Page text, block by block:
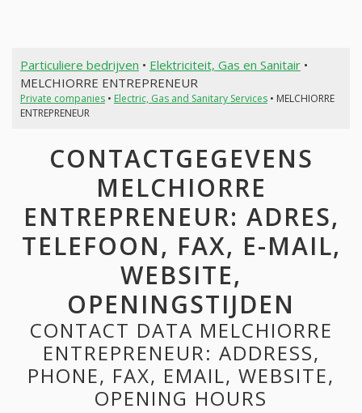
Particuliere bedrijven • Elektriciteit, Gas en Sanitair•
MELCHIORRE ENTREPRENEUR
Private companies• Electric, Gas and Sanitary Services• MELCHIORRE
ENTREPRENEUR
CONTACTGEGEVENS
MELCHIORRE
ENTREPRENEUR: ADRES,
TELEFOON, FAX, E-MAIL,
WEBSITE,
OPENINGSTIJDEN
CONTACT DATA MELCHIORRE
ENTREPRENEUR: ADDRESS,
PHONE, FAX, EMAIL, WEBSITE,
OPENING HOURS